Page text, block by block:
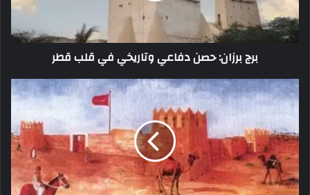
برج برزان: حصن دفاعي وتاريخي في قلب قطر